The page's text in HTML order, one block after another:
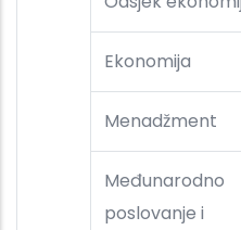
Ekonomija
Menadžment
Međunarodno
poslovanje i